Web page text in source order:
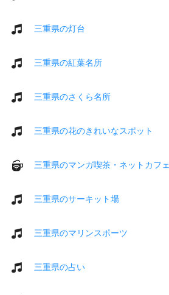
三重県の灯台
三重県の紅葉名所
三重県のさくら名所
三重県の花のきれいなスポット
三重県のマンガ喫茶・ネットカフェ
三重県のサーキット場
三重県のマリンスポーツ
三重県の占い